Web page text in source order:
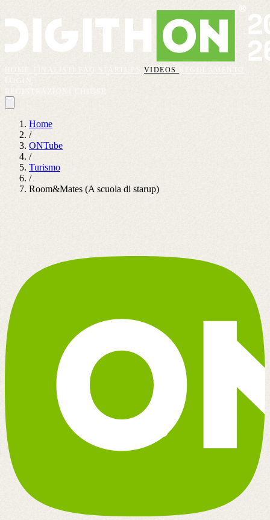
VIDEOS
REGOLAMENTO
Home
/
ONTube
/
Turismo
/
Room&Mates (A scuola di starup)